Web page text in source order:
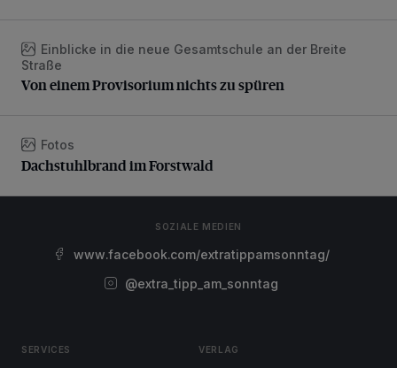
Von einem Provisorium nichts zu spüren
Einblicke in die neue Gesamtschule an der Breite
Straße
Von einem Provisorium nichts zu spüren
Dachstuhlbrand im Forstwald
Fotos
Dachstuhlbrand im Forstwald
SOZIALE MEDIEN
www.facebook.com/extratippamsonntag/
@extra_tipp_am_sonntag
SERVICES VERLAG